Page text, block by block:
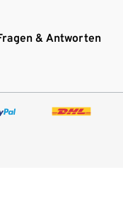
& Antworten